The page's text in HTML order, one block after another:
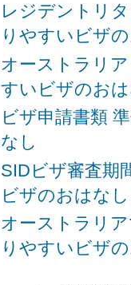
レジデントリ
りやすいビザ
オーストラリ
すいビザのお
ビザ申請書類
なし
SIDビザ審査期
ビザのおはなし
オーストラリ
りやすいビザ